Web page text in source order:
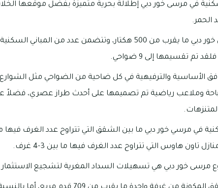
في مرسى خور دبي إطلالة بحرية متميزة بفضل موقعها
الحمر.
تبلغ مساحة مرسي خور دبي ما يقرب من 500 هكتار، وتتضمن عدد من
تقسيمها إلى 9 ضواحي.
الأساسية والترفيهية في كل ضاحية من الضواحي مثل
وملاعب رياضية تم تصميمها على أحدث طراز عصري،
تاون هاوس التي تتراوح عدد الغرف فيها ما بين 3-4 غرف.
مرسى خور دبي هي تسهيلات السداد المغرية لتشجيع الاستثمار